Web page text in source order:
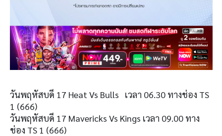
วันพฤหัสบดี 17 Heat Vs Bulls เวลา 06.30 ทางช่อง TS
1 (666)
วันพฤหัสบดี 17 Mavericks Vs Kings เวลา 09.00 ทาง
ช่อง TS 1 (666)